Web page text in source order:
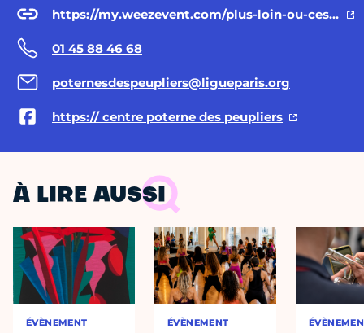
https://my.weezevent.com/plus-loin-ou-cest-trop-tard-hurlevent
01 45 88 46 68
poternesdespeupliers@ligueparis.org
https:// centre poterne des peupliers
À LIRE AUSSI
ÉVÈNEMENT ÉVÈNEMENT